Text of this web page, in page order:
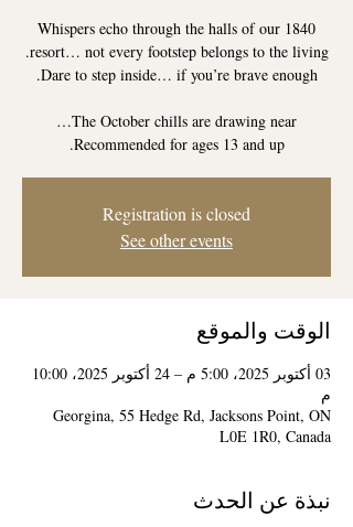
Whispers echo through the halls of our 1840
Recommended for ages 13 and up.
Registration is closed
See other events
الوقت والموقع
03 أكتوبر 2025، 5:00 م – 24 أكتوبر 2025، 10:00
م
Georgina, 55 Hedge Rd, Jacksons Point, ON
L0E 1R0, Canada
نبذة عن الحدث